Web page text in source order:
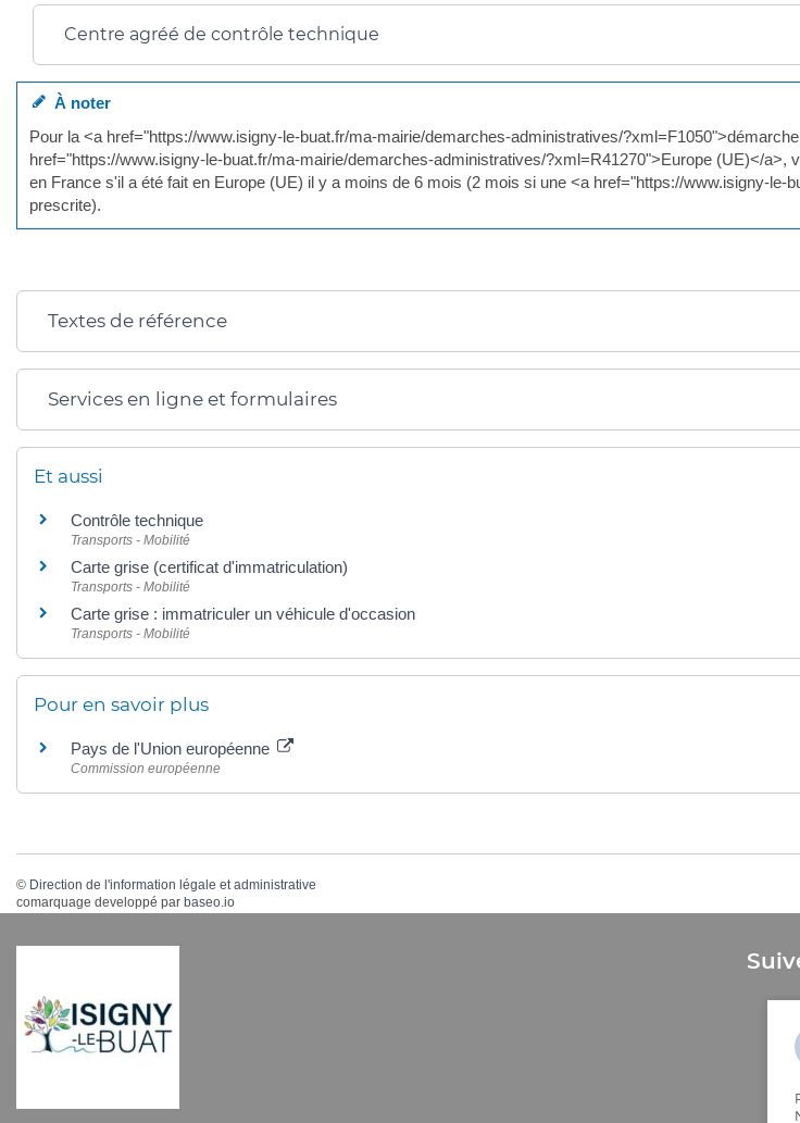
Centre agréé de contrôle technique
À noter
Pour la <a href="https://www.isigny-le-buat.fr/ma-mairie/demarches-administratives/
href="https://www.isigny-le-buat.fr/ma-mairie/demarches-administratives/?xml=R41270">Europe (UE)</
en France s'il a été fait en Europe (UE) il y a moins de 6 mois (2 mois si une <a href="https://www.isigny-
prescrite).
Textes de référence
Services en ligne et formulaires
Et aussi
Contrôle technique
Transports - Mobilité
Carte grise (certificat d'immatriculation)
Transports - Mobilité
Carte grise : immatriculer un véhicule d'occasion
Transports - Mobilité
Pour en savoir plus
Pays de l'Union européenne
Commission européenne
© Direction de l'information légale et administrative
comarquage developpé par baseo.io